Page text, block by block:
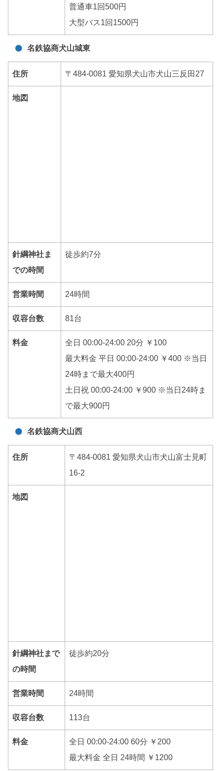
普通車1回500円
大型バス1回1500円
名鉄協商犬山城東
住所 〒484-0081 愛知県犬山市犬山三反田27
地図
針綱神社ま
での時間
徒歩約7分
営業時間 24時間
収容台数 81台
料金
全日 00:00-24:00 20分 ￥100
最大料金 平日 00:00-24:00 ￥400 ※当日
24時まで最大400円
土日祝 00:00-24:00 ￥900 ※当日24時ま
で最大900円
名鉄協商犬山西
住所
〒484-0081 愛知県犬山市犬山富士見町
16-2
地図
針綱神社まで
の時間
徒歩約20分
営業時間 24時間
収容台数 113台
料金
全日 00:00-24:00 60分 ￥200
最大料金 全日 24時間 ￥1200